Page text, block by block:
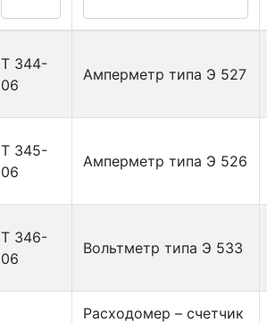
Т 344-
06
Амперметр типа Э 527
Т 345-
06
Амперметр типа Э 526
Т 346-
06
Вольтметр типа Э 533
Расходомер – счетчик